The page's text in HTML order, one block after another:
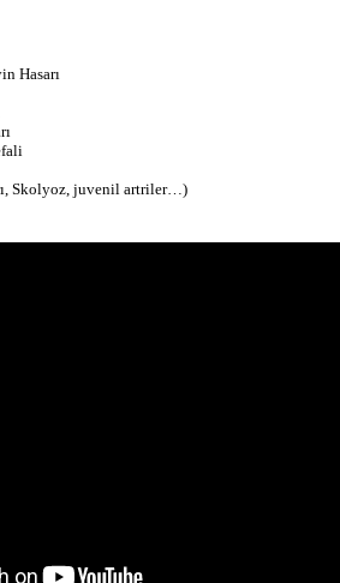
Hasarı
Skolyoz, juvenil artriler…)